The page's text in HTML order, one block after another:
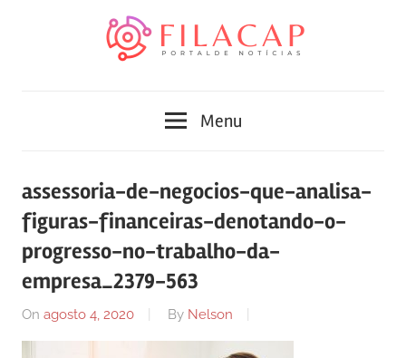
notícias
FilaCap
com
informações
relevantes.
Menu
assessoria-de-negocios-que-analisa-
figuras-financeiras-denotando-o-
progresso-no-trabalho-da-
empresa_2379-563
On agosto 4, 2020 By Nelson